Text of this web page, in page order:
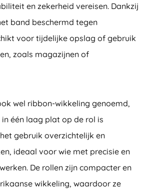
en zekerheid vereisen. Dankzij
band beschermd tegen
voor tijdelijke opslag of gebruik
zoals magazijnen of
wel ribbon-wikkeling genoemd,
één laag plat op de rol is
gebruik overzichtelijk en
ideaal voor wie met precisie en
De rollen zijn compacter en
wikkeling, waardoor ze